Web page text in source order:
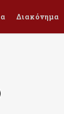
Διακόνημα